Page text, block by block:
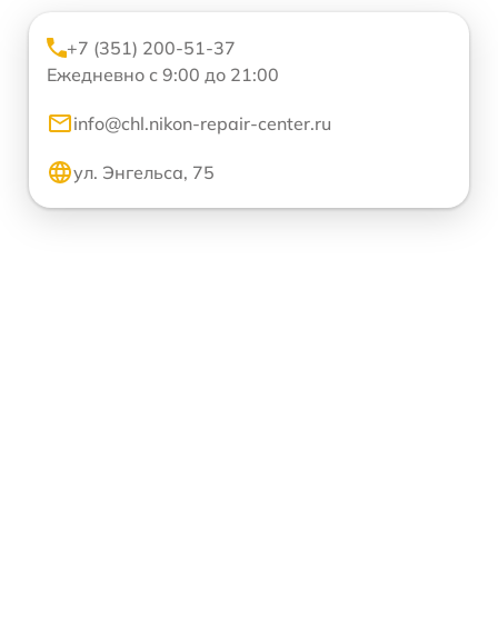
+7 (351) 200-51-37
Ежедневно с 9:00 до 21:00
info@chl.nikon-repair-center.ru
ул. Энгельса, 75